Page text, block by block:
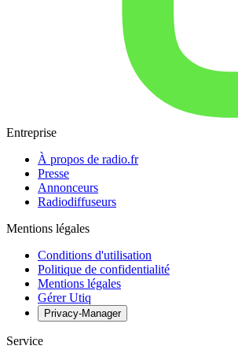
Entreprise
À propos de radio.fr
Presse
Annonceurs
Radiodiffuseurs
Mentions légales
Conditions d'utilisation
Politique de confidentialité
Mentions légales
Gérer Utiq
Privacy-Manager
Service